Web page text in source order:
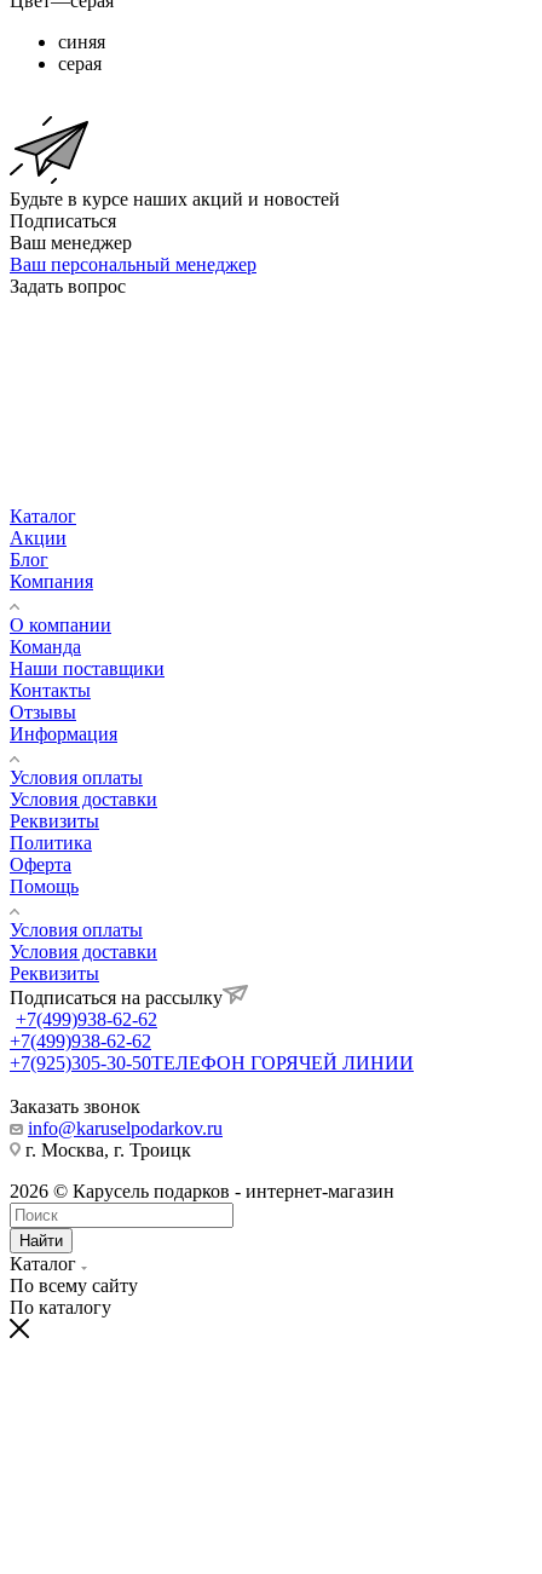
синяя
серая
Будьте в курсе наших акций и новостей
Подписаться
Ваш менеджер
Ваш персональный менеджер
Задать вопрос
Каталог
Акции
Блог
Компания
О компании
Команда
Наши поставщики
Контакты
Отзывы
Информация
Условия оплаты
Условия доставки
Реквизиты
Политика
Оферта
Помощь
Условия оплаты
Условия доставки
Реквизиты
Подписаться на рассылку
+7(499)938-62-62
+7(499)938-62-62
+7(925)305-30-50ТЕЛЕФОН ГОРЯЧЕЙ ЛИНИИ
Заказать звонок
info@karuselpodarkov.ru
г. Москва, г. Троицк
2026 © Карусель подарков - интернет-магазин
Найти
Каталог
По всему сайту
По каталогу